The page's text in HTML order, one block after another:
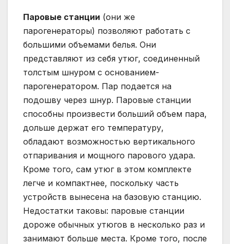
Паровые станции (они же
парогенераторы) позволяют работать с
большими объемами белья. Они
представляют из себя утюг, соединенный
толстым шнуром с основанием-
парогенератором. Пар подается на
подошву через шнур. Паровые станции
способны произвести больший объем пара,
дольше держат его температуру,
обладают возможностью вертикального
отпаривания и мощного парового удара.
Кроме того, сам утюг в этом комплекте
легче и компактнее, поскольку часть
устройств вынесена на базовую станцию.
Недостатки таковы: паровые станции
дороже обычных утюгов в несколько раз и
занимают больше места. Кроме того, после